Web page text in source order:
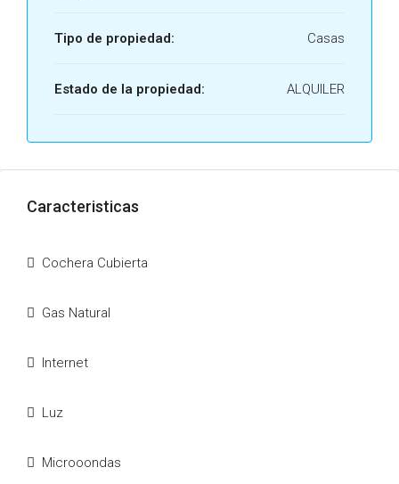
Tipo de propiedad: Casas
Estado de la propiedad: ALQUILER
Caracteristicas
Cochera Cubierta
Gas Natural
Internet
Luz
Microoondas